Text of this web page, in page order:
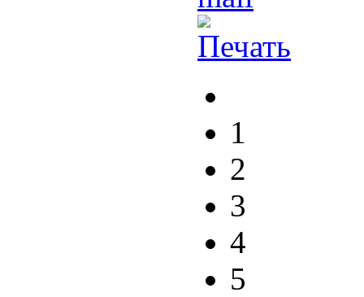
1
2
3
4
5